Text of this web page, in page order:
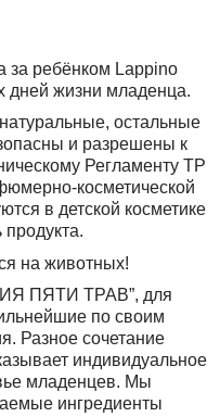
за ребёнком Lappino
дней жизни младенца.
остальные
и разрешены к
Регламенту ТР
косметической
в детской косметике
на животных!
ПЯТИ ТРАВ”, для
по своим
Разное сочетание
индивидуальное
младенцев. Мы
ингредиенты